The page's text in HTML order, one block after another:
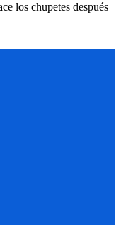
los chupetes después